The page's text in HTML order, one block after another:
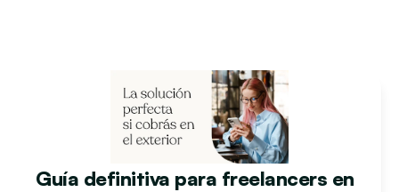
Guía definitiva para freelancers en